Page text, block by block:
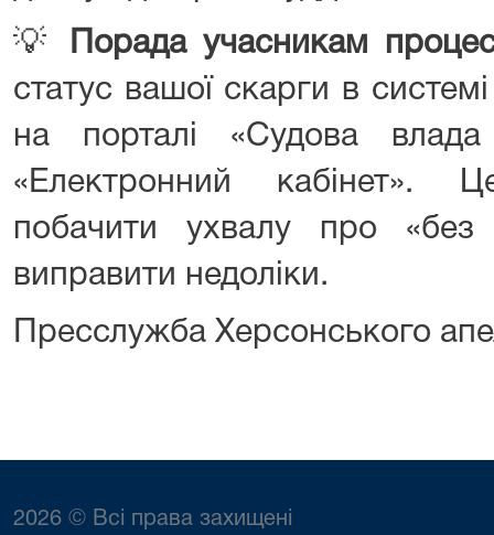
💡
Порада учасникам
статус вашої скарги в
на порталі «Судова
«Електронний кабінет».
побачити ухвалу про «без
виправити недоліки.
Пресслужба Херсонського
2026 © Всі права захищені